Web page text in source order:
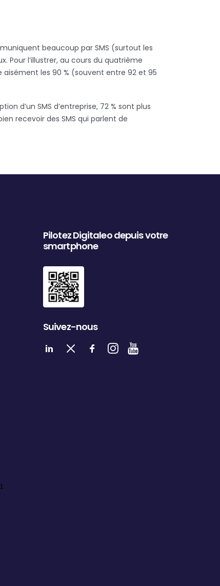
beaucoup par SMS (surtout les
Pour l’illustrer, au cours du quatrième
aisément les 90 % (souvent entre 92 et 95
d’un SMS d’entreprise, 72 % sont plus
recevoir des SMS qui parlent de
Pilotez Digitaleo depuis votre
smartphone
Suivez-nous